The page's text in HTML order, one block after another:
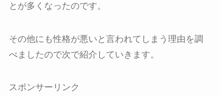
とが多くなったのです。
その他にも性格が悪いと言われてしまう理由を調
べましたので次で紹介していきます。
スポンサーリンク